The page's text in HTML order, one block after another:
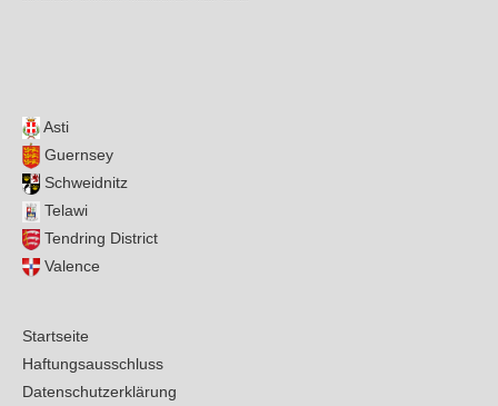
Asti
Guernsey
Schweidnitz
Telawi
Tendring District
Valence
Startseite
Haftungsausschluss
Datenschutzerklärung